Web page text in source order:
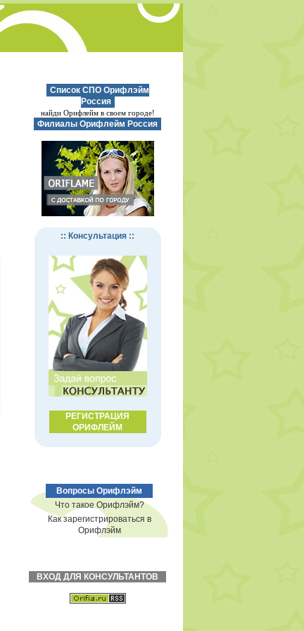
Список СПО Орифлэйм
Россия
найди Орифлейм в своем городе!
Филиалы Орифлейм Россия
:: Консультация ::
РЕГИСТРАЦИЯ
ОРИФЛЕЙМ
Вопросы Орифлэйм
Что такое Орифлэйм?
Как зарегистрироваться в
Орифлэйм
ВХОД ДЛЯ КОНСУЛЬТАНТОВ